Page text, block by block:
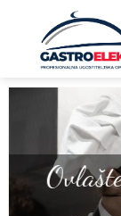
content